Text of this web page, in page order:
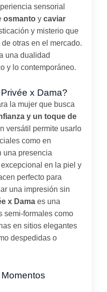
sensorial
osmanto y caviar
y misterio que
otras en el mercado.
una dualidad
y lo contemporáneo.
x Dama?
la mujer que busca
y un toque de
versátil permite usarlo
como en
una presencia
en la piel y
perfecto para
una impresión sin
x Dama es una
semi-formales como
en sitios elegantes
despedidas o